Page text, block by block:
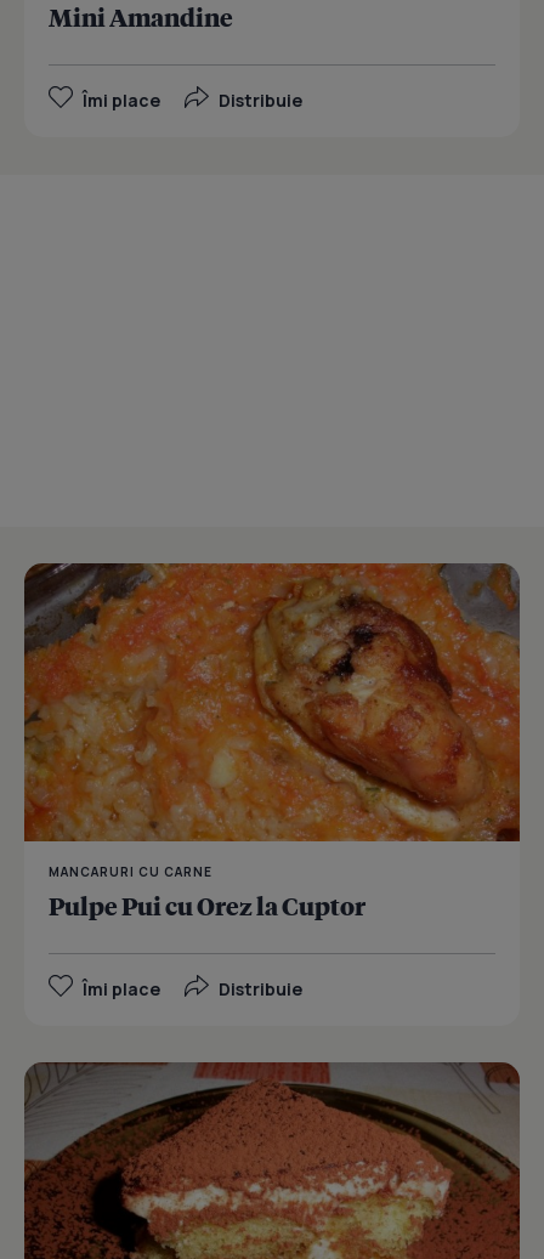
Mini Amandine
Îmi place Distribuie
MANCARURI CU CARNE
Pulpe Pui cu Orez la Cuptor
Îmi place Distribuie